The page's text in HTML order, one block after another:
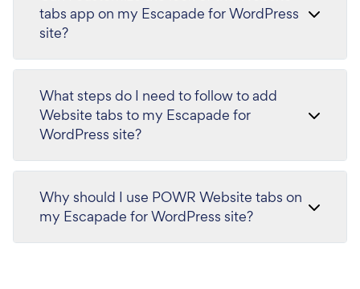
tabs app on my Escapade for WordPress
site?
What steps do I need to follow to add
Website tabs to my Escapade for
WordPress site?
Why should I use POWR Website tabs on
my Escapade for WordPress site?